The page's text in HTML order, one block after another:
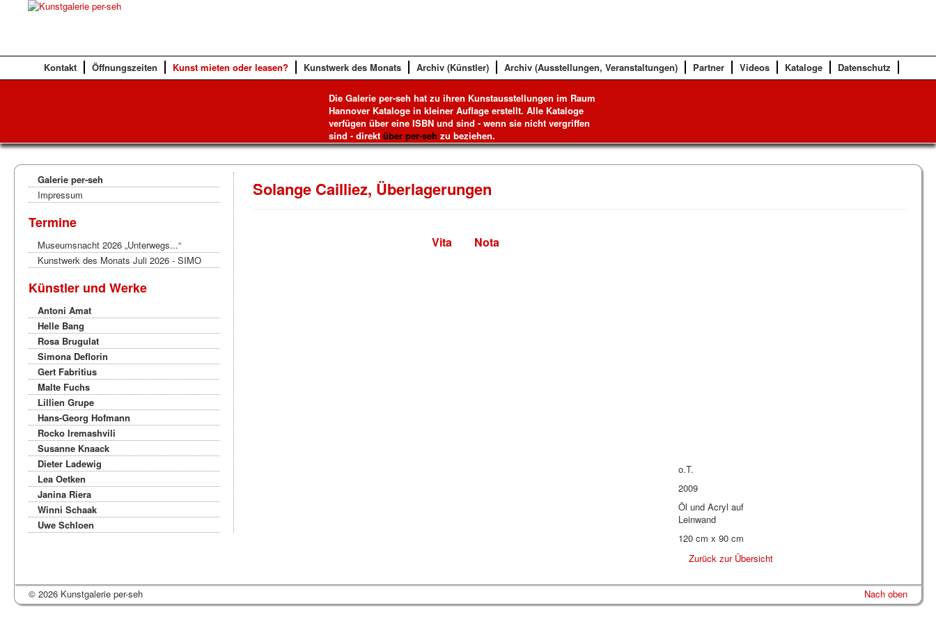
Kontakt Öffnungszeiten Kunst mieten oder leasen? Kunstwerk des Monats Archiv (Künstler) Archiv (Ausstellungen, Veranstaltungen) Partner Videos Kataloge Datenschutz
Die Galerie per-seh hat zu ihren Kunstausstellungen im Raum
Hannover Kataloge in kleiner Auflage erstellt. Alle Kataloge
verfügen über eine ISBN und sind - wenn sie nicht vergriffen
sind - direkt über per-seh zu beziehen.
Galerie per-seh
Impressum
Termine
Museumsnacht 2026 „Unterwegs...“
Kunstwerk des Monats Juli 2026 - SIMO
Künstler und Werke
Antoni Amat
Helle Bang
Rosa Brugulat
Simona Deflorin
Gert Fabritius
Malte Fuchs
Lillien Grupe
Hans-Georg Hofmann
Rocko Iremashvili
Susanne Knaack
Dieter Ladewig
Lea Oetken
Janina Riera
Winni Schaak
Uwe Schloen
Solange Cailliez, Überlagerungen
Vita Nota
o.T.
2009
Öl und Acryl auf
Leinwand
120 cm x 90 cm
Zurück zur Übersicht
Nach oben
© 2026 Kunstgalerie per-seh